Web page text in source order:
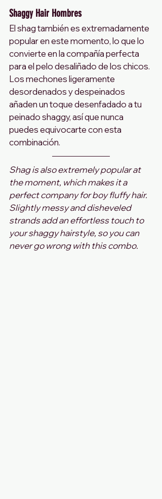
Shaggy Hair Hombres
El shag también es extremadamente
popular en este momento, lo que lo
convierte en la compañía perfecta
para el pelo desaliñado de los chicos.
Los mechones ligeramente
desordenados y despeinados
añaden un toque desenfadado a tu
peinado shaggy, así que nunca
puedes equivocarte con esta
combinación.
Shag is also extremely popular at
the moment, which makes it a
perfect company for boy fluffy hair.
Slightly messy and disheveled
strands add an effortless touch to
your shaggy hairstyle, so you can
never go wrong with this combo.